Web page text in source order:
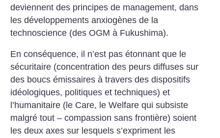
deviennent des principes de management, dans
les développements anxiogènes de la
technoscience (des OGM à Fukushima).
En conséquence, il n’est pas étonnant que le
sécuritaire (concentration des peurs diffuses sur
des boucs émissaires à travers des dispositifs
idéologiques, politiques et techniques) et
l’humanitaire (le Care, le Welfare qui subsiste
malgré tout – compassion sans frontière) soient
les deux axes sur lesquels s’expriment les